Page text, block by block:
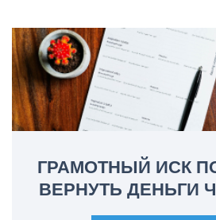
ГРАМОТНЫЙ ИСК
ВЕРНУТЬ ДЕНЬГИ